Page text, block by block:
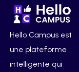
Hello Campus est
une plateforme
intelligente qui